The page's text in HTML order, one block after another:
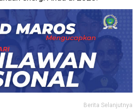
Berita Selanjutnya